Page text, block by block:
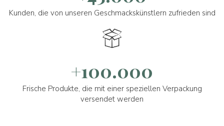
Kunden, die von unseren Geschmackskünstlern zufrieden sind
+100.000
Frische Produkte, die mit einer speziellen Verpackung
versendet werden